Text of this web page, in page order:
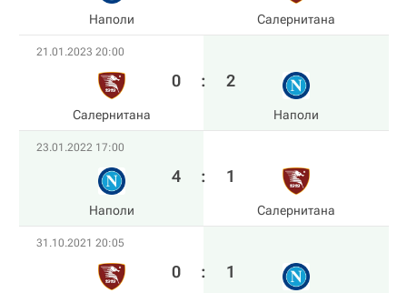
Наполи Салернитана
21.01.2023 20:00
Салернитана
0 : 2
Наполи
23.01.2022 17:00
Наполи
4 : 1
Салернитана
31.10.2021 20:05
0 : 1